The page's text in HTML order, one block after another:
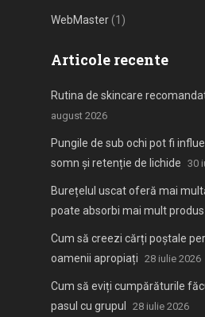
WebMaster(1)
Articole recente
Rutina de skincare
august 2026
Pungile de sub ochi pot fi
somn și retenție de lichide 30
Burețelul uscat oferă mai
poate absorbi mai mult produs
Cum să creezi cărți poștale
oamenii apropiați 28 iulie 2026
Cum să eviți cumpărăturile
pasul cu grupul
28 iulie 2026